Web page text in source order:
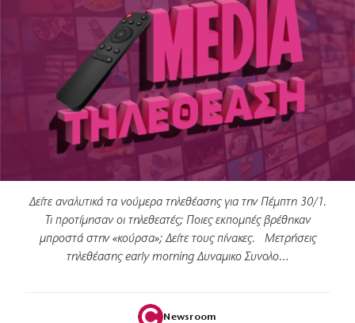
Δείτε αναλυτικά τα νούμερα τηλεθέασης για την Πέμπτη 30/1.
Τι προτίμησαν οι τηλεθεατές; Ποιες εκπομπές βρέθηκαν
μπροστά στην «κούρσα»; Δείτε τους πίνακες. Μετρήσεις
τηλεθέασης early morning Δυναμικο Συνολο…
Newsroom